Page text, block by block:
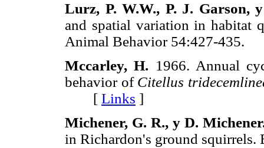
Lurz, P. W.W., P. J. Garson,
and spatial variation in habitat
Animal Behavior 54:427-
Mccarley, H. 1966. Annual
behavior of Citellus
[ Links ]
Michener, G. R., y D.
in Richardon's ground